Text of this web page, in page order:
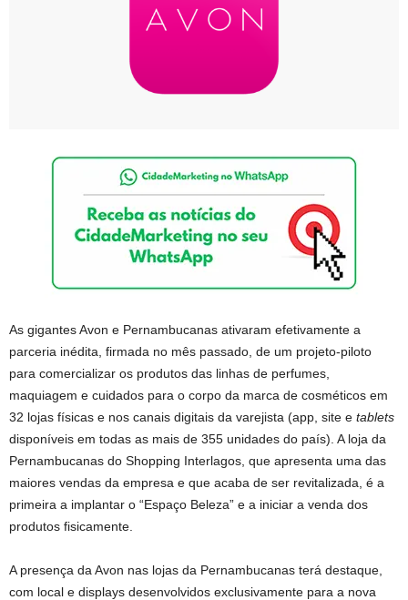
As gigantes Avon e Pernambucanas ativaram efetivamente a
parceria inédita, firmada no mês passado, de um projeto-piloto
para comercializar os produtos das linhas de perfumes,
maquiagem e cuidados para o corpo da marca de cosméticos em
32 lojas físicas e nos canais digitais da varejista (app, site e tablets
disponíveis em todas as mais de 355 unidades do país). A loja da
Pernambucanas do Shopping Interlagos, que apresenta uma das
maiores vendas da empresa e que acaba de ser revitalizada, é a
primeira a implantar o “Espaço Beleza” e a iniciar a venda dos
produtos fisicamente.
A presença da Avon nas lojas da Pernambucanas terá destaque,
com local e displays desenvolvidos exclusivamente para a nova